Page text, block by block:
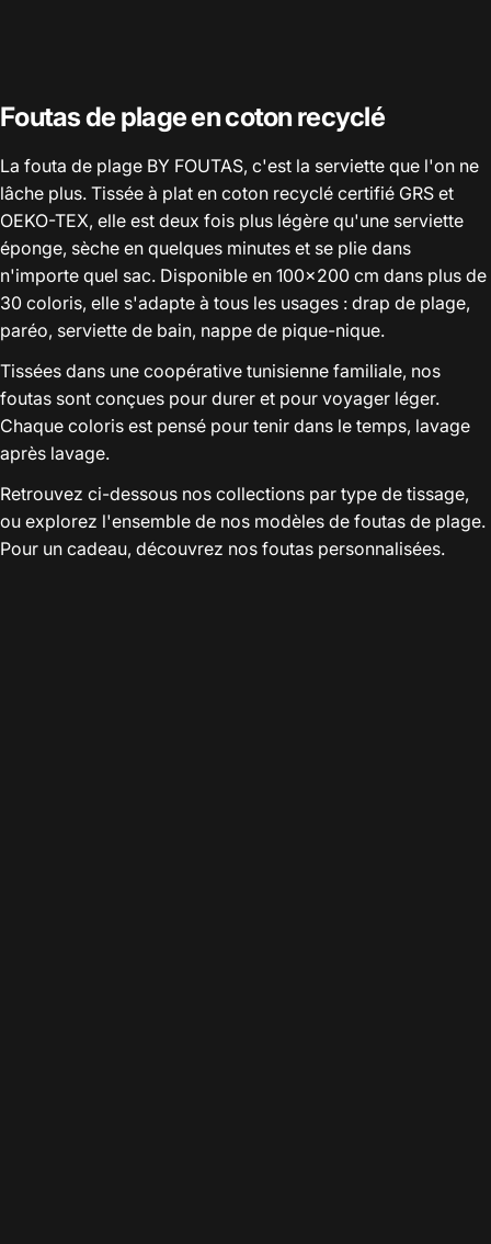
Foutas de plage en coton recyclé
La fouta de plage BY FOUTAS, c'est la serviette que l'on ne
lâche plus. Tissée à plat en coton recyclé certifié GRS et
OEKO-TEX, elle est deux fois plus légère qu'une serviette
éponge, sèche en quelques minutes et se plie dans
n'importe quel sac. Disponible en 100×200 cm dans plus de
30 coloris, elle s'adapte à tous les usages : drap de plage,
paréo, serviette de bain, nappe de pique-nique.
Tissées dans une coopérative tunisienne familiale, nos
foutas sont conçues pour durer et pour voyager léger.
Chaque coloris est pensé pour tenir dans le temps, lavage
après lavage.
Retrouvez ci-dessous nos collections par type de tissage,
ou explorez l'ensemble de nos modèles de foutas de plage.
Pour un cadeau, découvrez nos foutas personnalisées.